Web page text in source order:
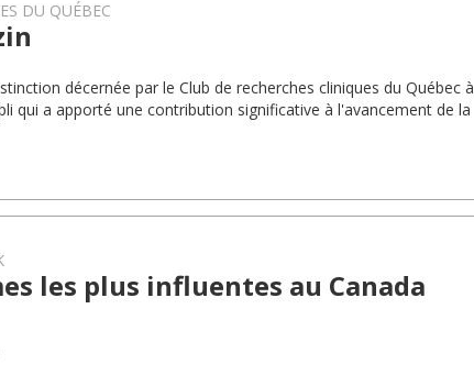
DU QUÉBEC
décernée par le Club de recherches cliniques du Québec à
qui a apporté une contribution significative à l'avancement de la
les plus influentes au Canada